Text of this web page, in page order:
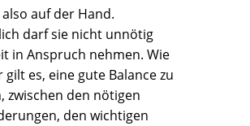
auf der Hand.
darf sie nicht unnötig
in Anspruch nehmen. Wie
gilt es, eine gute Balance zu
zwischen den nötigen
den wichtigen